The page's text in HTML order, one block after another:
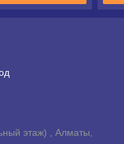
этаж) , Алматы,